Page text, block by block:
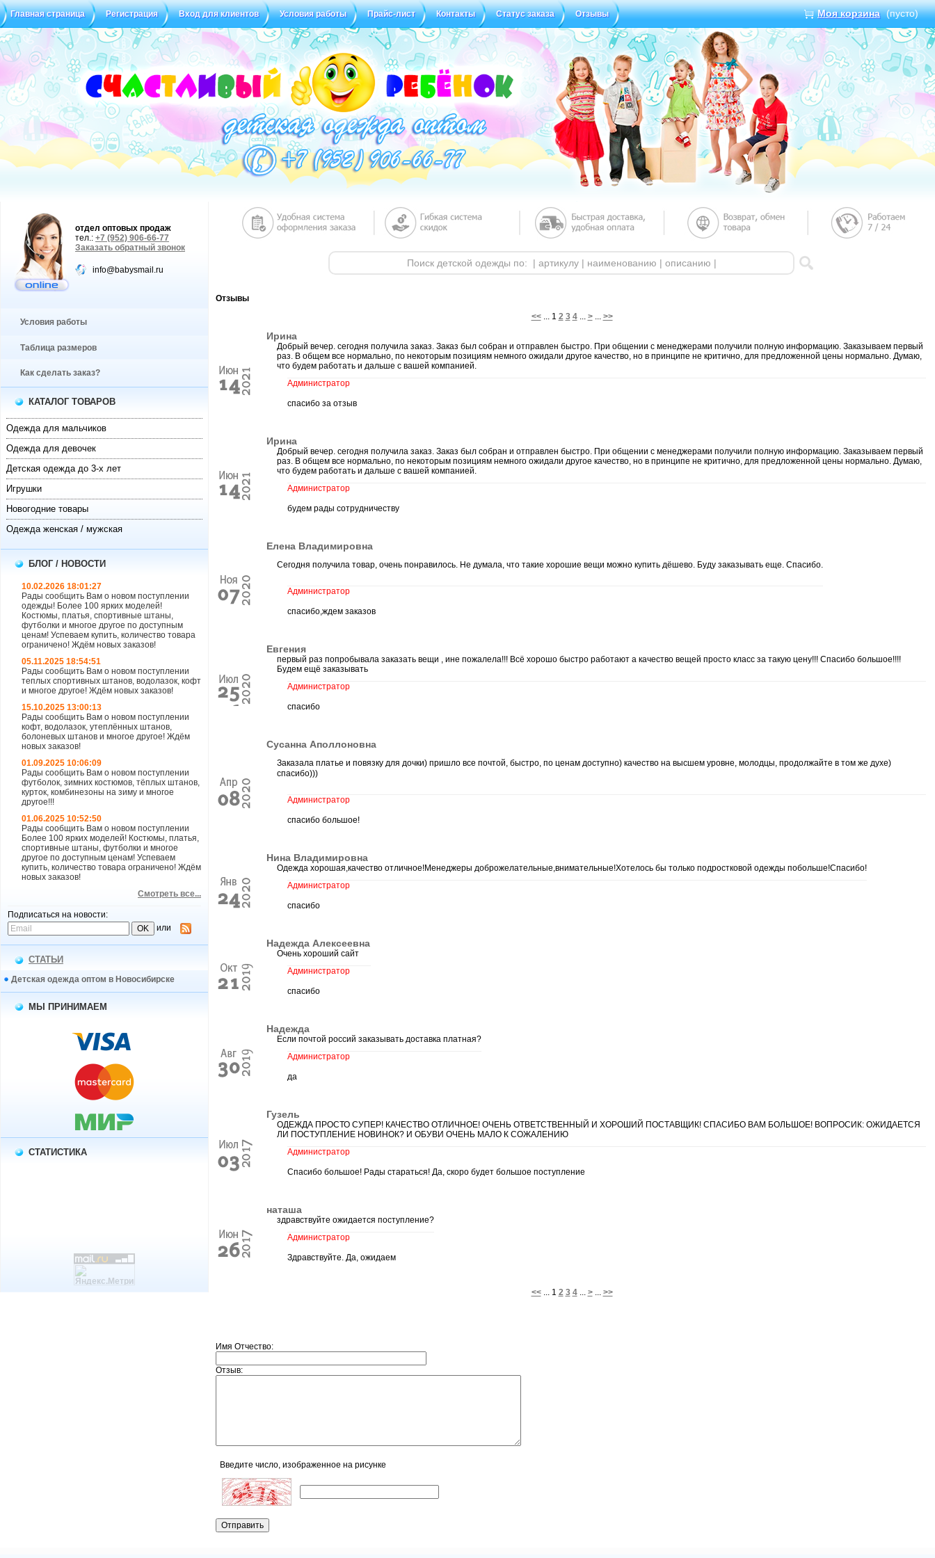
Главная страница Регистрация Вход для клиентов Условия работы Прайс-лист Контакты Статус заказа Отзывы Моя корзина (пусто)
отдел оптовых продаж
тел.: +7 (952) 906-66-77
Заказать обратный звонок
info@babysmail.ru
Условия работы
Таблица размеров
Как сделать заказ?
КАТАЛОГ ТОВАРОВ
Одежда для мальчиков
Одежда для девочек
Детская одежда до 3-х лет
Игрушки
Новогодние товары
Одежда женская / мужская
БЛОГ / НОВОСТИ
10.02.2026 18:01:27
Рады сообщить Вам о новом поступлении
одежды! Более 100 ярких моделей!
Костюмы, платья, спортивные штаны,
футболки и многое другое по доступным
ценам! Успеваем купить, количество товара
ограничено! Ждём новых заказов!
05.11.2025 18:54:51
Рады сообщить Вам о новом поступлении
теплых спортивных штанов, водолазок, кофт
и многое другое! Ждём новых заказов!
15.10.2025 13:00:13
Рады сообщить Вам о новом поступлении
кофт, водолазок, утеплённых штанов,
болоневых штанов и многое другое! Ждём
новых заказов!
01.09.2025 10:06:09
Рады сообщить Вам о новом поступлении
футболок, зимних костюмов, тёплых штанов,
курток, комбинезоны на зиму и многое
другое!!!
01.06.2025 10:52:50
Рады сообщить Вам о новом поступлении
Более 100 ярких моделей! Костюмы, платья,
спортивные штаны, футболки и многое
другое по доступным ценам! Успеваем
купить, количество товара ограничено! Ждём
новых заказов!
Смотреть все...
Подписаться на новости:
или
СТАТЬИ
Детская одежда оптом в Новосибирске
МЫ ПРИНИМАЕМ
СТАТИСТИКА
Отзывы
<<... 1 2 3 4... >... >>
Ирина
Добрый вечер. сегодня получила заказ. Заказ был собран и отправлен быстро. При общении с менеджерами получили полную информацию. Заказываем первый
раз. В общем все нормально, по некоторым позициям немного ожидали другое качество, но в принципе не критично, для предложенной цены нормально. Думаю,
что будем работать и дальше с вашей компанией.
Администратор
спасибо за отзыв
Ирина
Добрый вечер. сегодня получила заказ. Заказ был собран и отправлен быстро. При общении с менеджерами получили полную информацию. Заказываем первый
раз. В общем все нормально, по некоторым позициям немного ожидали другое качество, но в принципе не критично, для предложенной цены нормально. Думаю,
что будем работать и дальше с вашей компанией.
Администратор
будем рады сотрудничеству
Елена Владимировна
Сегодня получила товар, очень понравилось. Не думала, что такие хорошие вещи можно купить дёшево. Буду заказывать еще. Спасибо.
Администратор
спасибо,ждем заказов
Евгения
первый раз попробывала заказать вещи , ине пожалела!!! Всё хорошо быстро работают а качество вещей просто класс за такую цену!!! Спасибо большое!!!!
Будем ещё заказывать
Администратор
спасибо
Сусанна Аполлоновна
Заказала платье и повязку для дочки) пришло все почтой, быстро, по ценам доступно) качество на высшем уровне, молодцы, продолжайте в том же духе)
спасибо)))
Администратор
спасибо большое!
Нина Владимировна
Одежда хорошая,качество отличное!Менеджеры доброжелательные,внимательные!Хотелось бы только подростковой одежды побольше!Спасибо!
Администратор
спасибо
Надежда Алексеевна
Очень хороший сайт
Администратор
спасибо
Надежда
Если почтой россий заказывать доставка платная?
Администратор
да
Гузель
ОДЕЖДА ПРОСТО СУПЕР! КАЧЕСТВО ОТЛИЧНОЕ! ОЧЕНЬ ОТВЕТСТВЕННЫЙ И ХОРОШИЙ ПОСТАВЩИК! СПАСИБО ВАМ БОЛЬШОЕ! ВОПРОСИК: ОЖИДАЕТСЯ
ЛИ ПОСТУПЛЕНИЕ НОВИНОК? И ОБУВИ ОЧЕНЬ МАЛО К СОЖАЛЕНИЮ
Администратор
Спасибо большое! Рады стараться! Да, скоро будет большое поступление
наташа
здравствуйте ожидается поступление?
Администратор
Здравствуйте. Да, ожидаем
<<... 1 2 3 4... >... >>
Имя Отчество:
Отзыв:
Введите число, изображенное на рисунке